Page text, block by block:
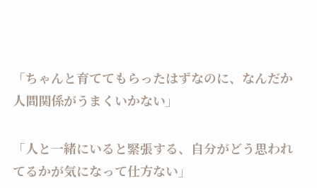
「ちゃんと育ててもらったはずなのに、なんだか
人間関係がうまくいかない」
「人と一緒にいると緊張する、自分がどう思われ
てるかが気になって仕方ない」